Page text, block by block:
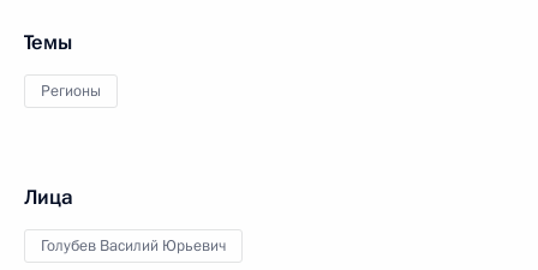
Темы
Регионы
Лица
Голубев Василий Юрьевич